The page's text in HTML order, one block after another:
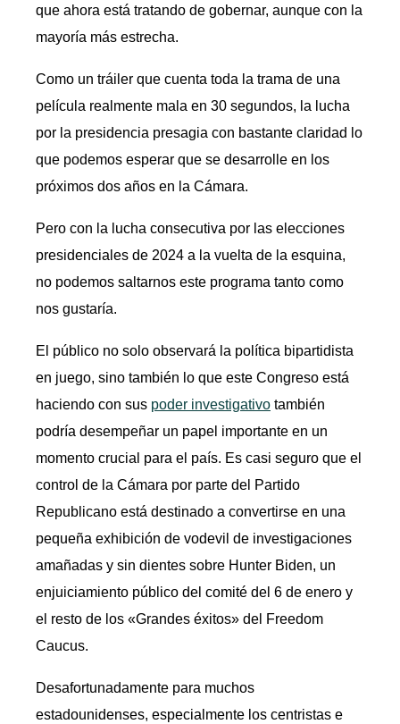
que ahora está tratando de gobernar, aunque con la
mayoría más estrecha.
Como un tráiler que cuenta toda la trama de una
película realmente mala en 30 segundos, la lucha
por la presidencia presagia con bastante claridad lo
que podemos esperar que se desarrolle en los
próximos dos años en la Cámara.
Pero con la lucha consecutiva por las elecciones
presidenciales de 2024 a la vuelta de la esquina,
no podemos saltarnos este programa tanto como
nos gustaría.
El público no solo observará la política bipartidista
en juego, sino también lo que este Congreso está
haciendo con sus poder investigativo también
podría desempeñar un papel importante en un
momento crucial para el país. Es casi seguro que el
control de la Cámara por parte del Partido
Republicano está destinado a convertirse en una
pequeña exhibición de vodevil de investigaciones
amañadas y sin dientes sobre Hunter Biden, un
enjuiciamiento público del comité del 6 de enero y
el resto de los «Grandes éxitos» del Freedom
Caucus.
Desafortunadamente para muchos
estadounidenses, especialmente los centristas e